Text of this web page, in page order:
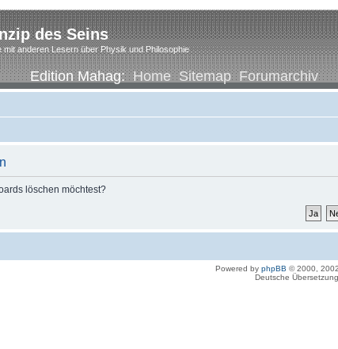
des Seins
mit anderen Lesern über Physik und Philosophie
Edition Mahag:Home Sitemap Forumarchiv
löschen möchtest?
Powered by phpBB © 2000,
Deutsche